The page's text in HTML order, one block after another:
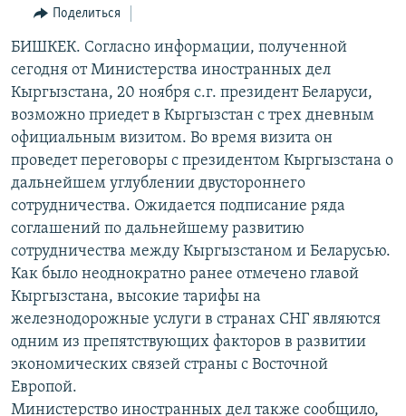
Вернутся
поиску
КЫРГЫЗЧА
ЎЗБЕКЧА
ТОҶИКӢ
TÜRKMENÇE
Все сайты РСЕ/РС
Поделиться
БИШКЕК. Согласно информации, полученной
сегодня от Министерства иностранных дел
Кыргызстана, 20 ноября с.г. президент Беларуси,
возможно приедет в Кыргызстан с трех дневным
официальным визитом. Во время визита он
проведет переговоры с президентом Кыргызстана о
дальнейшем углублении двустороннего
сотрудничества. Ожидается подписание ряда
соглашений по дальнейшему развитию
сотрудничества между Кыргызстаном и Беларусью.
Как было неоднократно ранее отмечено главой
Кыргызстана, высокие тарифы на
железнодорожные услуги в странах СНГ являются
одним из препятствующих факторов в развитии
экономических связей страны с Восточной
Европой.
Министерство иностранных дел также сообщило,